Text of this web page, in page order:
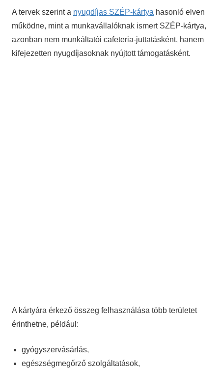
A tervek szerint a nyugdíjas SZÉP-kártya hasonló elven
működne, mint a munkavállalóknak ismert SZÉP-kártya,
azonban nem munkáltatói cafeteria-juttatásként, hanem
kifejezetten nyugdíjasoknak nyújtott támogatásként.
A kártyára érkező összeg felhasználása több területet
érinthetne, például:
gyógyszervásárlás,
egészségmegőrző szolgáltatások,